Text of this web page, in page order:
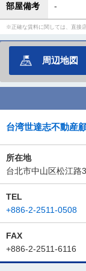
部屋備考 -
正確な賃料に関しては、直接
周辺地図
台湾世達志不動産
所在地
台北市中山区松江路
TEL
+886-2-2511-0508
FAX
+886-2-2511-6116